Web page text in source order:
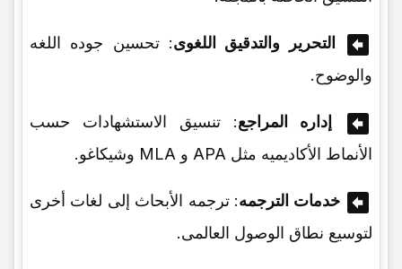
التحریر والتدقیق اللغوی: تحسین جوده اللغه
والوضوح.
إداره المراجع: تنسیق الاستشهادات حسب
الأنماط الأکادیمیه مثل APA و MLA وشیکاغو.
خدمات الترجمه: ترجمه الأبحاث إلى لغات أخرى
لتوسیع نطاق الوصول العالمی.